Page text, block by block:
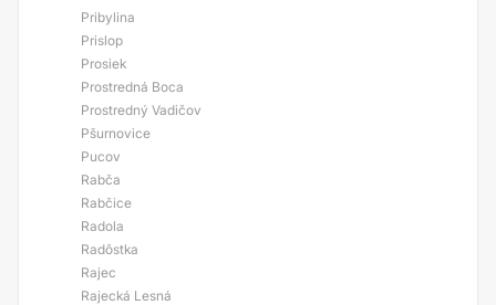
Pribylina
Prislop
Prosiek
Prostredná Boca
Prostredný Vadičov
Pšurnovice
Pucov
Rabča
Rabčice
Radola
Radôstka
Rajec
Rajecká Lesná